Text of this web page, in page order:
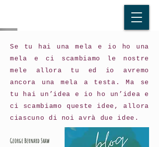
Se tu hai una mela e io ho una
mela e ci scambiamo le nostre
mele allora tu ed io avremo
ancora una mela a testa. Ma se
tu hai un’idea e io ho un’idea e
ci scambiamo queste idee, allora
ciascuno di noi avrà due idee.
George Bernard Shaw